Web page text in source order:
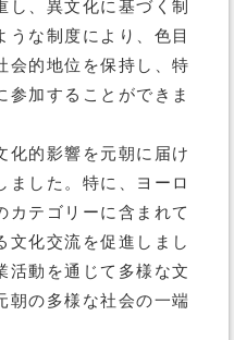
し、異文化に基づく制
うな制度により、色目
会的地位を保持し、特
参加することができま
化的影響を元朝に届け
ました。特に、ヨーロ
カテゴリーに含まれて
文化交流を促進しまし
活動を通じて多様な文
朝の多様な社会の一端